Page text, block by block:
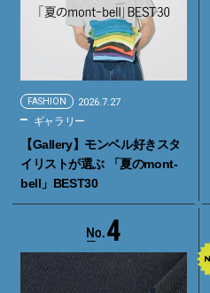
FASHION 2026.7.27
ギャラリー
【Gallery】モンベル好きスタ
イリストが選ぶ 「夏のmont-
bell」BEST30
4